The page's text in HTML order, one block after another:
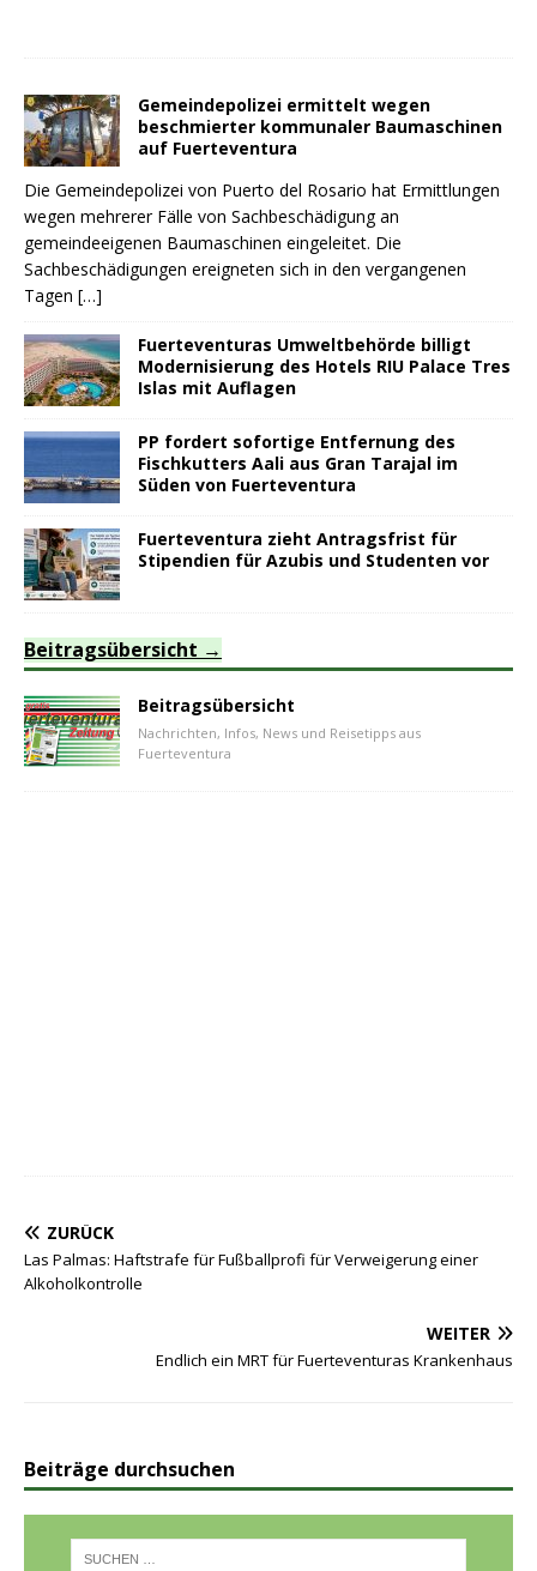
Gemeindepolizei ermittelt wegen
beschmierter kommunaler Baumaschinen
auf Fuerteventura
Die Gemeindepolizei von Puerto del Rosario hat Ermittlungen
wegen mehrerer Fälle von Sachbeschädigung an
gemeindeeigenen Baumaschinen eingeleitet. Die
Sachbeschädigungen ereigneten sich in den vergangenen
Tagen […]
Fuerteventuras Umweltbehörde billigt
Modernisierung des Hotels RIU Palace Tres
Islas mit Auflagen
PP fordert sofortige Entfernung des
Fischkutters Aali aus Gran Tarajal im
Süden von Fuerteventura
Fuerteventura zieht Antragsfrist für
Stipendien für Azubis und Studenten vor
Beitragsübersicht
Beitragsübersicht
Nachrichten, Infos, News und Reisetipps aus
Fuerteventura
ZURÜCK
Las Palmas: Haftstrafe für Fußballprofi für Verweigerung einer
Alkoholkontrolle
WEITER
Endlich ein MRT für Fuerteventuras Krankenhaus
Beiträge durchsuchen